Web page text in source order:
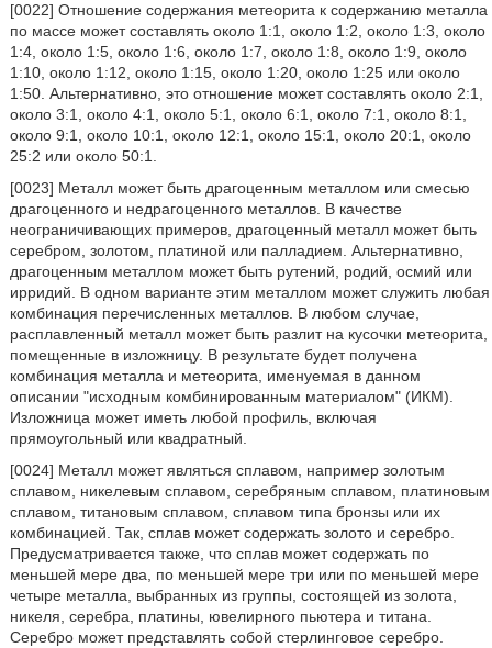
[0022] Отношение содержания метеорита к содержанию металла
по массе может составлять около 1:1, около 1:2, около 1:3, около
1:4, около 1:5, около 1:6, около 1:7, около 1:8, около 1:9, около
1:10, около 1:12, около 1:15, около 1:20, около 1:25 или около
1:50. Альтернативно, это отношение может составлять около 2:1,
около 3:1, около 4:1, около 5:1, около 6:1, около 7:1, около 8:1,
около 9:1, около 10:1, около 12:1, около 15:1, около 20:1, около
25:2 или около 50:1.
[0023] Металл может быть драгоценным металлом или смесью
драгоценного и недрагоценного металлов. В качестве
неограничивающих примеров, драгоценный металл может быть
серебром, золотом, платиной или палладием. Альтернативно,
драгоценным металлом может быть рутений, родий, осмий или
ирридий. В одном варианте этим металлом может служить любая
комбинация перечисленных металлов. В любом случае,
расплавленный металл может быть разлит на кусочки метеорита,
помещенные в изложницу. В результате будет получена
комбинация металла и метеорита, именуемая в данном
описании "исходным комбинированным материалом" (ИКМ).
Изложница может иметь любой профиль, включая
прямоугольный или квадратный.
[0024] Металл может являться сплавом, например золотым
сплавом, никелевым сплавом, серебряным сплавом, платиновым
сплавом, титановым сплавом, сплавом типа бронзы или их
комбинацией. Так, сплав может содержать золото и серебро.
Предусматривается также, что сплав может содержать по
меньшей мере два, по меньшей мере три или по меньшей мере
четыре металла, выбранных из группы, состоящей из золота,
никеля, серебра, платины, ювелирного пьютера и титана.
Серебро может представлять собой стерлинговое серебро.